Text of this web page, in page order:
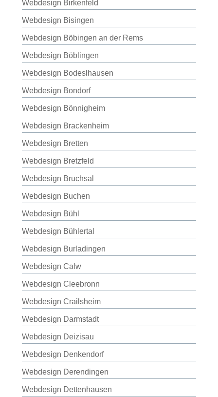
Webdesign Birkenfeld
Webdesign Bisingen
Webdesign Böbingen an der Rems
Webdesign Böblingen
Webdesign Bodeslhausen
Webdesign Bondorf
Webdesign Bönnigheim
Webdesign Brackenheim
Webdesign Bretten
Webdesign Bretzfeld
Webdesign Bruchsal
Webdesign Buchen
Webdesign Bühl
Webdesign Bühlertal
Webdesign Burladingen
Webdesign Calw
Webdesign Cleebronn
Webdesign Crailsheim
Webdesign Darmstadt
Webdesign Deizisau
Webdesign Denkendorf
Webdesign Derendingen
Webdesign Dettenhausen